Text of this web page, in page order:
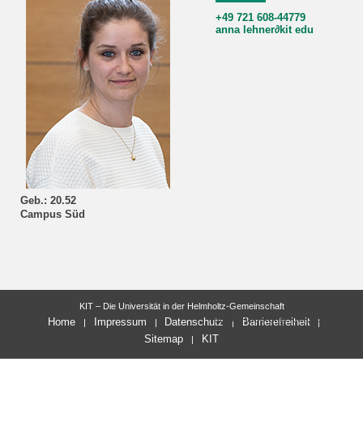
+49 721 608-44779
anna lehner∂kit edu
Geb.: 20.52
Campus Süd
letzte Änderung: 30.01.2026
KIT – Die Universität in der Helmholtz-Gemeinschaft
Home Impressum Datenschutz
Barrierefreiheit
Sitemap
KIT